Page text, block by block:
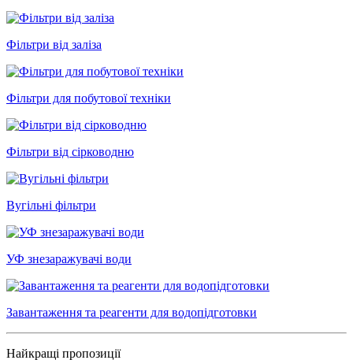
Фільтри від заліза
Фільтри для побутової техніки
Фільтри від сірководню
Вугільні фільтри
УФ знезаражувачі води
Завантаження та реагенти для водопідготовки
Найкращі пропозиції